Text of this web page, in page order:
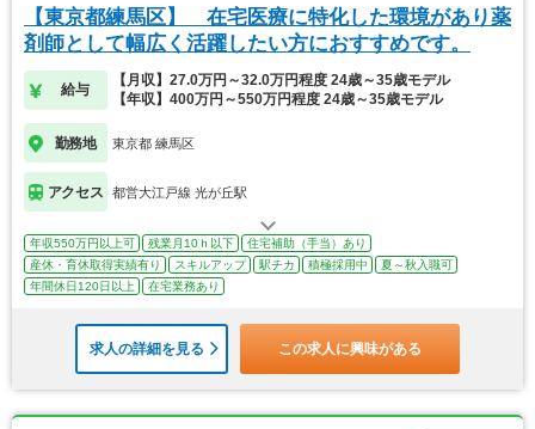
【東京都練馬区】 在宅医療に特化した環境があり薬
剤師として幅広く活躍したい方におすすめです。
給与
【月収】27.0万円～32.0万円程度 24歳～35歳モデル
【年収】400万円～550万円程度 24歳～35歳モデル
勤務地 東京都 練馬区
アクセス 都営大江戸線 光が丘駅
年収550万円以上可 残業月10ｈ以下
住宅補助（手当）あり
産休・育休取得実績有り
スキルアップ 駅チカ 積極採用中
夏～秋入職可
年間休日120日以上
在宅業務あり
求人の詳細を見る この求人に興味がある